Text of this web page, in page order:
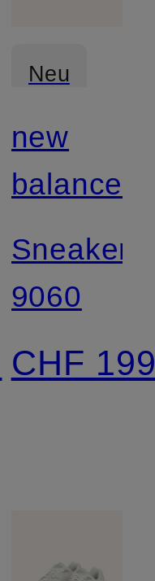
Neu
new
balance
Sneaker
9060
CHF